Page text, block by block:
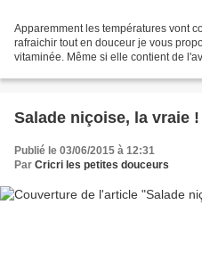
Apparemment les températures vont
rafraichir tout en douceur je vous
vitaminée. Même si elle contient de
Salade niçoise, la vraie !
Publié le 03/06/2015 à 12:31
Par Cricri les petites douceurs